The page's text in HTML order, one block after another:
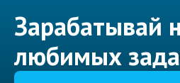
Зарабатывай
любимых